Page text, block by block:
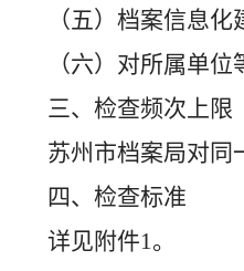
（五）档案信息
（六）对所属单
三、检查频次上限
苏州市档案局对同
四、检查标准
详见附件1。